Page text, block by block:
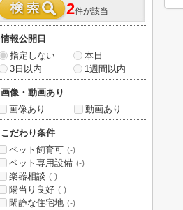
2件が該当
情報公開日
指定しない
本日
3日以内
1週間以内
画像・動画あり
画像あり
動画あり
こだわり条件
ペット飼育可 (-)
ペット専用設備 (-)
楽器相談 (-)
陽当り良好 (-)
閑静な住宅地 (-)